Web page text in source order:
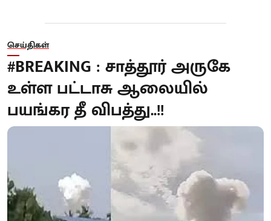
செய்திகள்
#BREAKING : சாத்தூர் அருகே
உள்ள பட்டாசு ஆலையில்
பயங்கர தீ விபத்து..!!